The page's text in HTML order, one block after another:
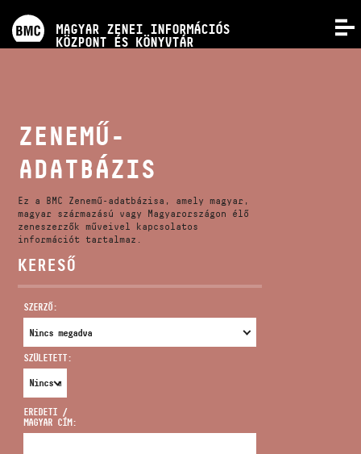
MAGYAR ZENEI INFORMÁCIÓS
KÖZPONT ÉS KÖNYVTÁR
KÉPZÉSEK
KIADVÁNYOK
RÓLUNK
VIDEÓ GALÉRIA
ZENEMŰ-
ADATBÁZIS
Ez a BMC Zenemű-adatbázisa, amely magyar,
magyar származású vagy Magyarországon élő
zeneszerzők műveivel kapcsolatos
információt tartalmaz.
KERESŐ
SZERZŐ:
SZÜLETETT:
EREDETI /
MAGYAR CÍM: